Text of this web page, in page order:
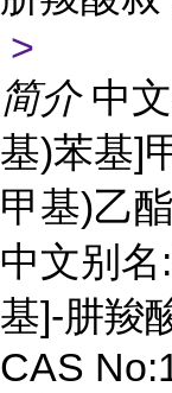
>
简介 中
基)苯基]
甲基)乙酯
中文别
基]-肼羧
CAS